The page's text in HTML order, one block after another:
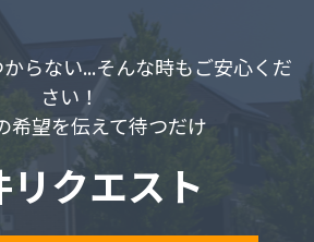
らない...そんな時もご安心くだ
さい！
希望を伝えて待つだけ
クエスト